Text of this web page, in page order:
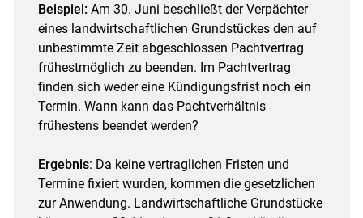
Beispiel: Am 30. Juni beschließt der Verpächter
eines landwirtschaftlichen Grundstückes den auf
unbestimmte Zeit abgeschlossen Pachtvertrag
frühestmöglich zu beenden. Im Pachtvertrag
finden sich weder eine Kündigungsfrist noch ein
Termin. Wann kann das Pachtverhältnis
frühestens beendet werden?
Ergebnis: Da keine vertraglichen Fristen und
Termine fixiert wurden, kommen die gesetzlichen
zur Anwendung. Landwirtschaftliche Grundstücke